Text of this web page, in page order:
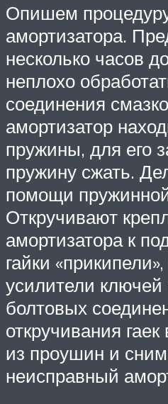
Опишем
амортизатора.
несколько часов
неплохо
соединения
амортизатор
пружины, для его
пружину сжать.
помощи
Откручивают
амортизатора к
гайки
усилители ключей
болтовых
откручивания
из проушин и
неисправный